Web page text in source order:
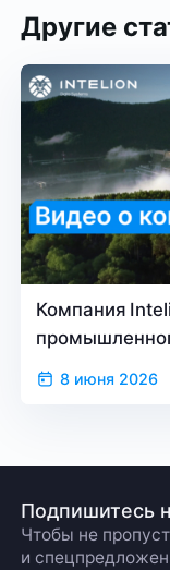
Другие
Компания
8 июня 2026
Подпишитесь
Чтобы не
и